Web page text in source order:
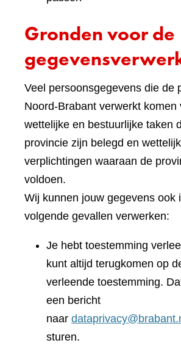
Gronden voor de
Veel persoonsgegevens die de
Noord-Brabant verwerkt komen
wettelijke en bestuurlijke taken
provincie zijn belegd en
verplichtingen waaraan de
voldoen.
Wij kunnen jouw gegevens ook
volgende gevallen verwerken:
Je hebt toestemming
kunt altijd terugkomen op
verleende toestemming.
een bericht
naar
sturen.